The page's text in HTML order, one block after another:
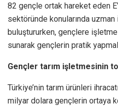
82 gençle ortak hareket eden
sektöründe konularında
buluştururken, gençlere
sunarak gençlerin pratik
Gençler tarım işletmesinin
Türkiye’nin tarım ürünleri
milyar dolara gençlerin ortaya